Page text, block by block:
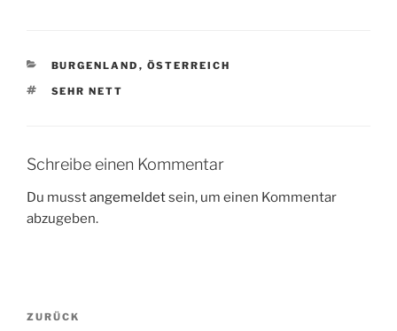
KATEGORIEN
BURGENLAND , ÖSTERREICH
SCHLAGWÖRTER
SEHR NETT
Schreibe einen Kommentar
Du musstangemeldetsein, um einen Kommentar
abzugeben.
Beitragsnavigation
Vorheriger
ZURÜCK